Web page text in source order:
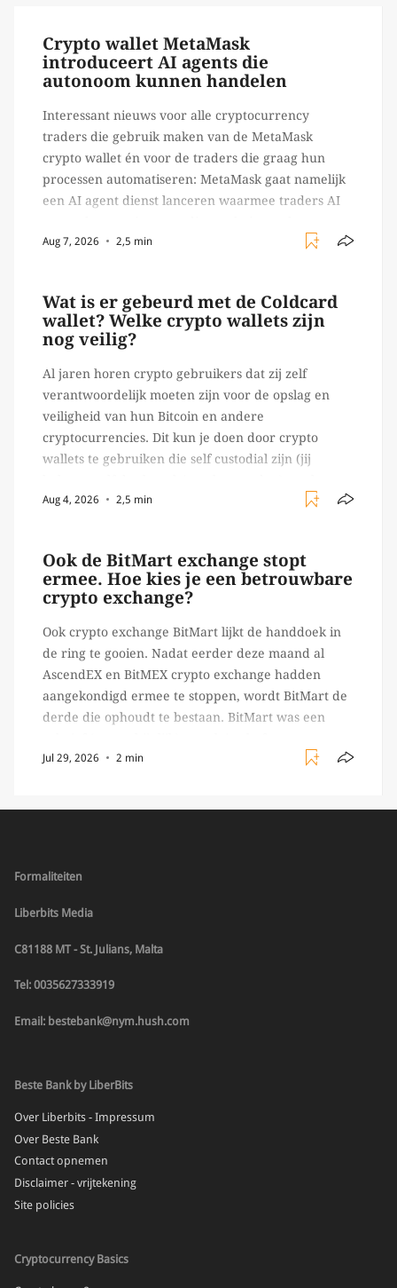
Crypto wallet MetaMask
introduceert AI agents die
autonoom kunnen handelen
Interessant nieuws voor alle cryptocurrency
traders die gebruik maken van de MetaMask
crypto wallet én voor de traders die graag hun
processen automatiseren: MetaMask gaat namelijk
een AI agent dienst lanceren waarmee traders AI
verrichten, zoals het daadwerkelijk uitvoeren van
Aug 7, 2026 2,5 min
Wat is er gebeurd met de Coldcard
wallet? Welke crypto wallets zijn
nog veilig?
Al jaren horen crypto gebruikers dat zij zelf
verantwoordelijk moeten zijn voor de opslag en
veiligheid van hun Bitcoin en andere
cryptocurrencies. Dit kun je doen door crypto
wallets te gebruiken die self custodial zijn (jij
Ledger of Trezor bijvoorbeeld. Echter, op 29 juli
Aug 4, 2026 2,5 min
Ook de BitMart exchange stopt
ermee. Hoe kies je een betrouwbare
crypto exchange?
Ook crypto exchange BitMart lijkt de handdoek in
de ring te gooien. Nadat eerder deze maand al
AscendEX en BitMEX crypto exchange hadden
aangekondigd ermee te stoppen, wordt BitMart de
derde die ophoudt te bestaan. BitMart was een
crypto handelaren terecht konden om te handelen
Jul 29, 2026 2 min
Formaliteiten
Liberbits Media
C81188 MT - St. Julians, Malta
Tel: 0035627333919
Email: bestebank@nym.hush.com
Beste Bank by LiberBits
Over Liberbits - Impressum
Over Beste Bank
Contact opnemen
Disclaimer - vrijtekening
Site policies
Cryptocurrency Basics